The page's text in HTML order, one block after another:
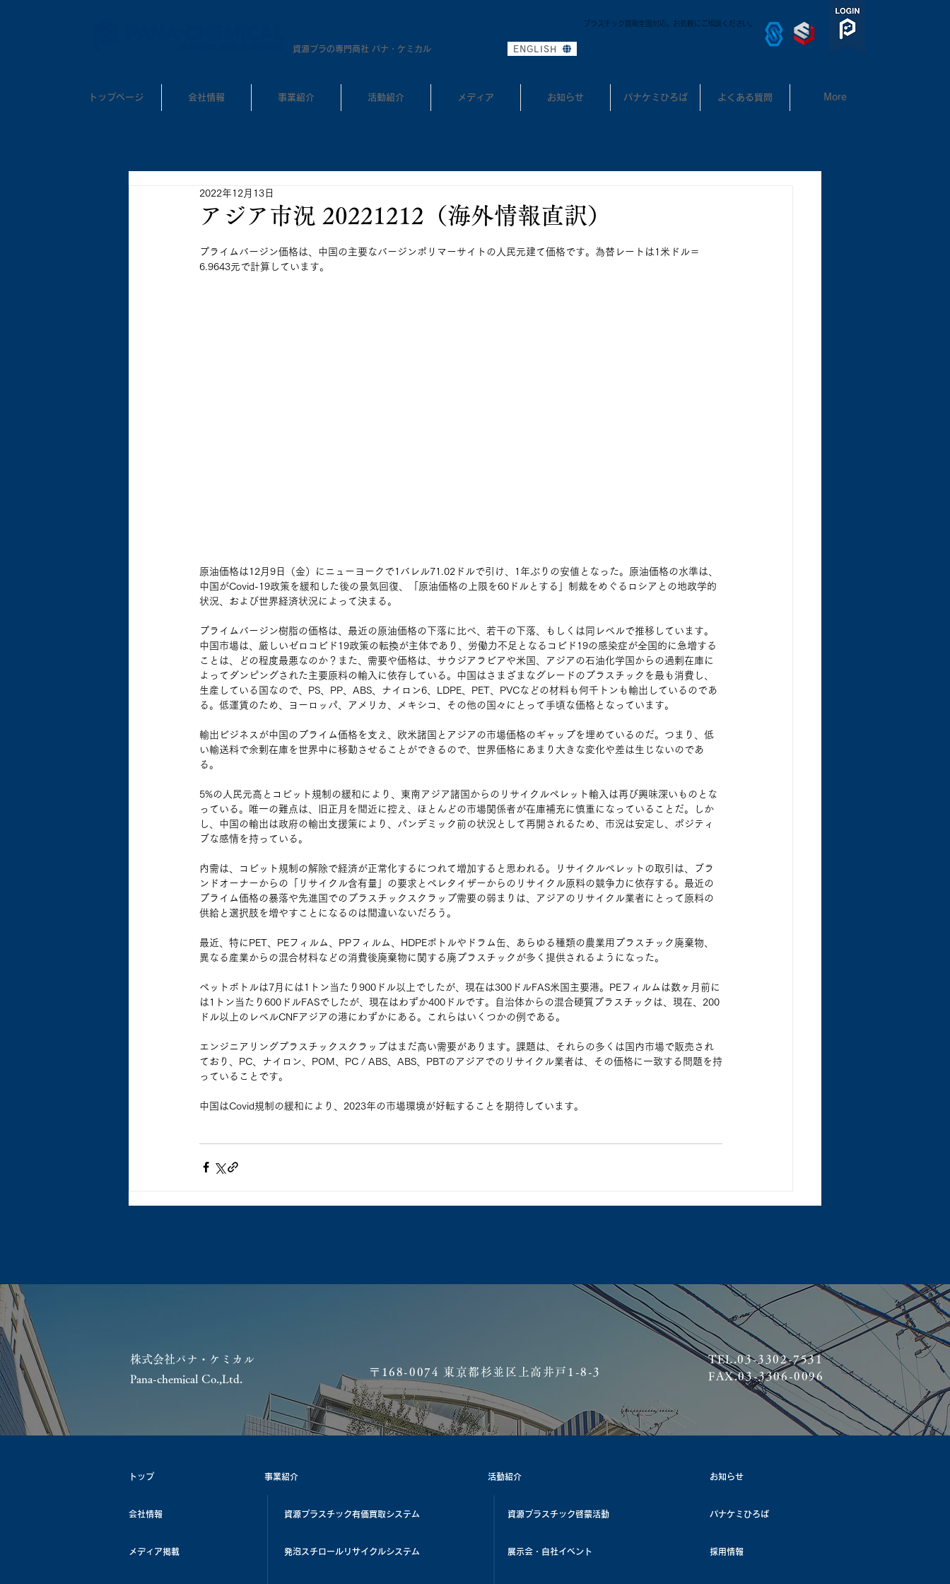
​資源プラの専門商社 パナ・ケミカル ENGLISH
プラスチック買取全国対応。お気軽にご相談ください。
トップページ 会社情報 事業紹介 活動紹介 メディア お知らせ パナケミひろば よくある質問 More
アジア市況 20221212（海外情報直訳）
2022年12月13日
プライムバージン価格は、中国の主要なバージンポリマーサイトの人民元建て価格です。為替レートは1米ドル＝
6.9643元で計算しています。
原油価格は12月9日（金）にニューヨークで1バレル71.02ドルで引け、1年ぶりの安値となった。原油価格の水準は、
中国がCovid-19政策を緩和した後の景気回復、「原油価格の上限を60ドルとする」制裁をめぐるロシアとの地政学的
状況、および世界経済状況によって決まる。
プライムバージン樹脂の価格は、最近の原油価格の下落に比べ、若干の下落、もしくは同レベルで推移しています。
中国市場は、厳しいゼロコビド19政策の転換が主体であり、労働力不足となるコビド19の感染症が全国的に急増する
ことは、どの程度最悪なのか？また、需要や価格は、サウジアラビアや米国、アジアの石油化学国からの過剰在庫に
よってダンピングされた主要原料の輸入に依存している。中国はさまざまなグレードのプラスチックを最も消費し、
生産している国なので、PS、PP、ABS、ナイロン6、LDPE、PET、PVCなどの材料も何千トンも輸出しているのであ
る。低運賃のため、ヨーロッパ、アメリカ、メキシコ、その他の国々にとって手頃な価格となっています。
輸出ビジネスが中国のプライム価格を支え、欧米諸国とアジアの市場価格のギャップを埋めているのだ。つまり、低
い輸送料で余剰在庫を世界中に移動させることができるので、世界価格にあまり大きな変化や差は生じないのであ
る。
5%の人民元高とコビット規制の緩和により、東南アジア諸国からのリサイクルペレット輸入は再び興味深いものとな
っている。唯一の難点は、旧正月を間近に控え、ほとんどの市場関係者が在庫補充に慎重になっていることだ。しか
し、中国の輸出は政府の輸出支援策により、パンデミック前の状況として再開されるため、市況は安定し、ポジティ
ブな感情を持っている。
内需は、コビット規制の解除で経済が正常化するにつれて増加すると思われる。リサイクルペレットの取引は、ブラ
ンドオーナーからの「リサイクル含有量」の要求とペレタイザーからのリサイクル原料の競争力に依存する。最近の
プライム価格の暴落や先進国でのプラスチックスクラップ需要の弱まりは、アジアのリサイクル業者にとって原料の
供給と選択肢を増やすことになるのは間違いないだろう。
最近、特にPET、PEフィルム、PPフィルム、HDPEボトルやドラム缶、あらゆる種類の農業用プラスチック廃棄物、
異なる産業からの混合材料などの消費後廃棄物に関する廃プラスチックが多く提供されるようになった。
ペットボトルは7月には1トン当たり900ドル以上でしたが、現在は300ドルFAS米国主要港。PEフィルムは数ヶ月前に
は1トン当たり600ドルFASでしたが、現在はわずか400ドルです。自治体からの混合硬質プラスチックは、現在、200
ドル以上のレベルCNFアジアの港にわずかにある。これらはいくつかの例である。
エンジニアリングプラスチックスクラップはまだ高い需要があります。課題は、それらの多くは国内市場で販売され
ており、PC、ナイロン、POM、PC / ABS、ABS、PBTのアジアでのリサイクル業者は、その価格に一致する問題を持
っていることです。
中国はCovid規制の緩和により、2023年の市場環境が好転することを期待しています。
株式会社パナ・ケミカル
Pana-chemical Co.,Ltd.
​〒168-0074 東京都杉並区上高井戸1-8-3
TEL.03-3302-7531
FAX.03-3306-0096
トップ
会社情報
メディア掲載
事業紹介
資源プラスチック有価買取システム
発泡スチロールリサイクルシステム
活動紹介
資源プラスチック啓蒙活動
展示会・自社イベント
お知らせ
パナケミひろば
採用情報